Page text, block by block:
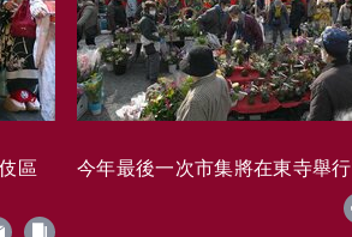
區 今年最後一次市集將在東寺舉行